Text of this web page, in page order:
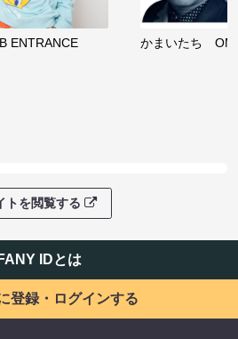
ENTRANCE かまいたち
トを閲覧する
FANY IDとは
登録・ログインする